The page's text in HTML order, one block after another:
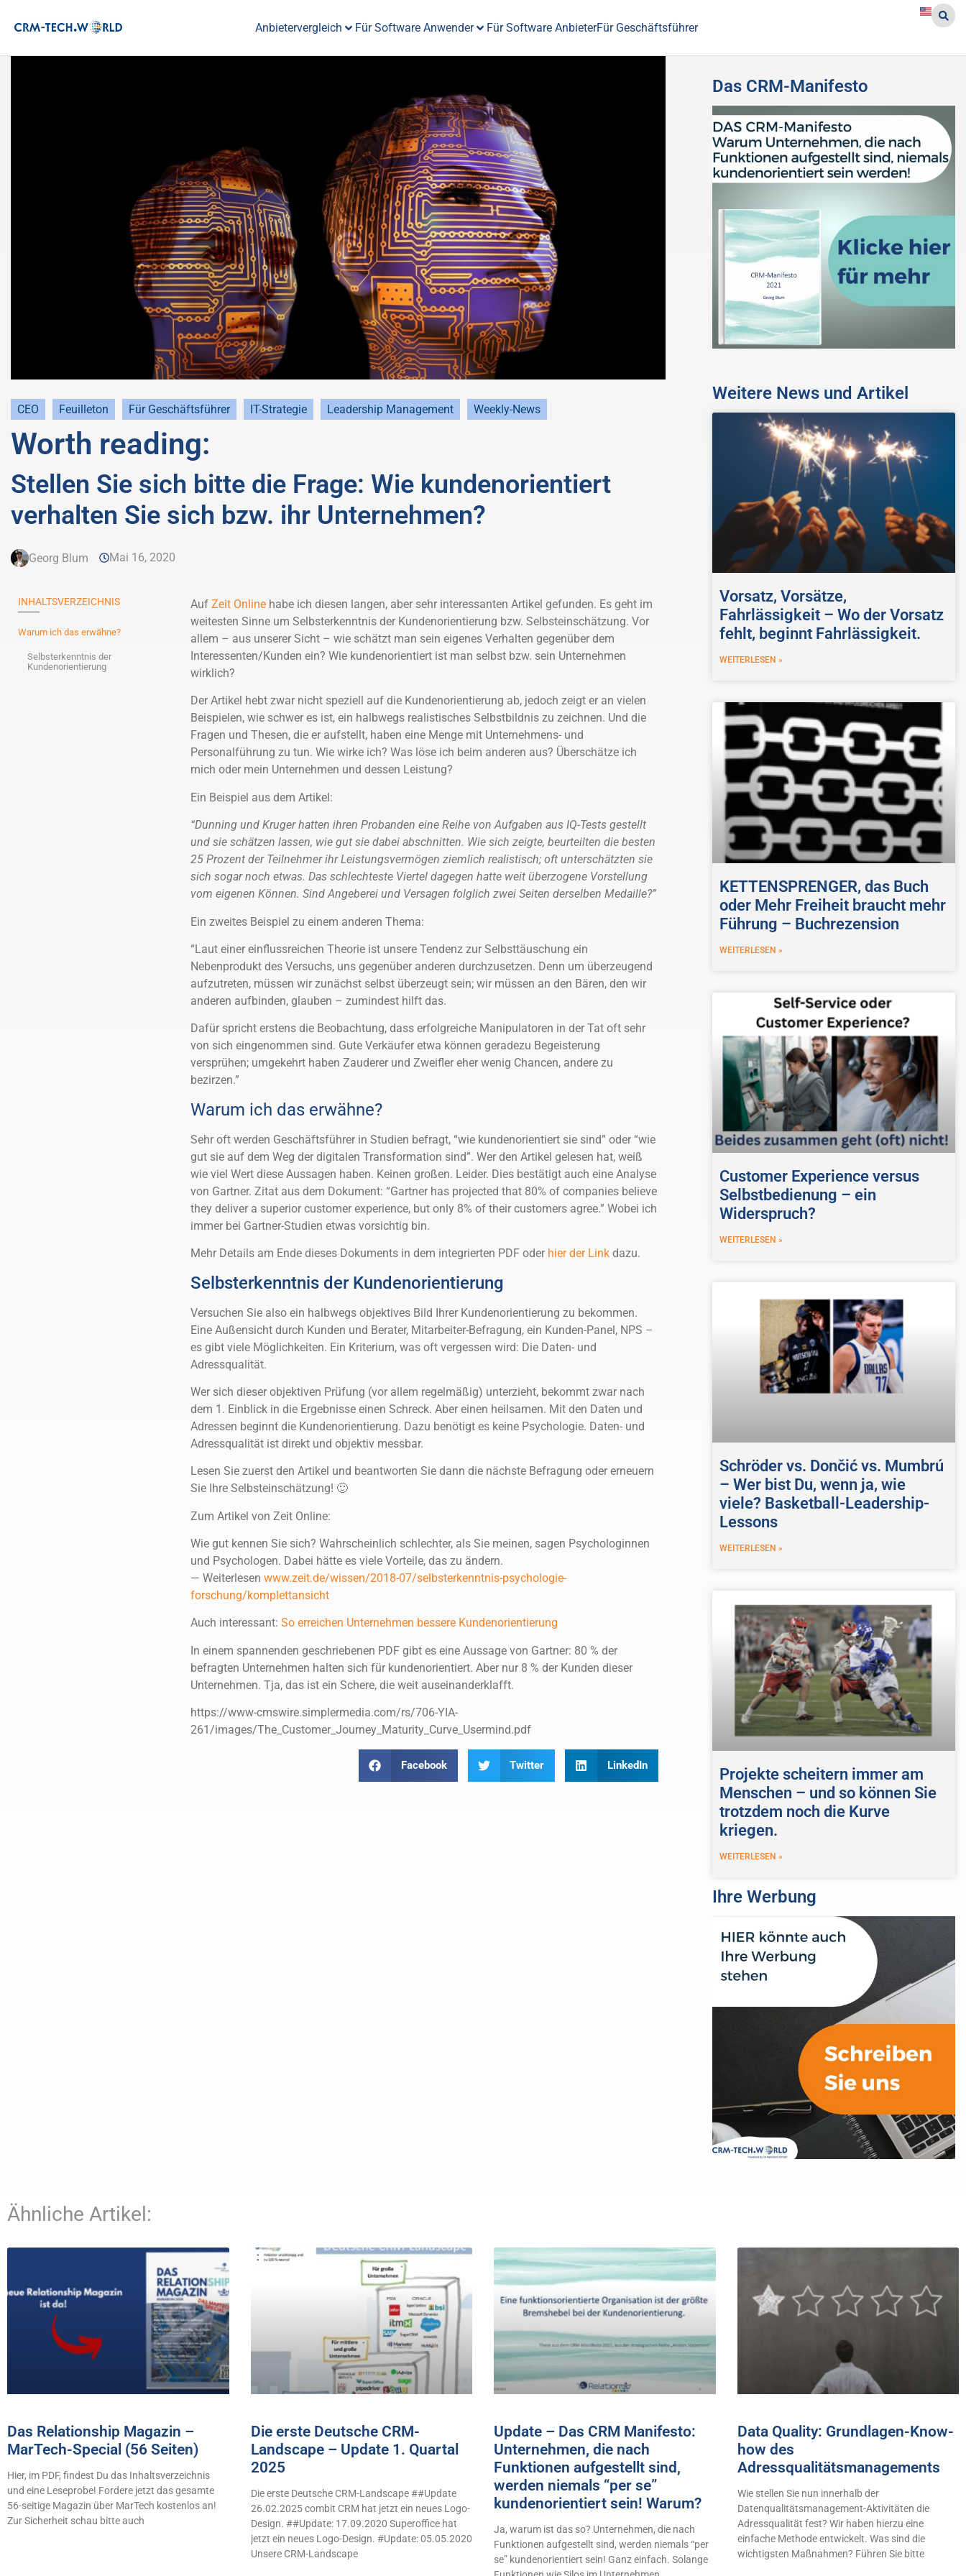
Anbietervergleich Für Software Anwender Für Software AnbieterFür Geschäftsführer
CEO Feuilleton Für Geschäftsführer IT-Strategie Leadership Management Weekly-News
Worth reading:
Stellen Sie sich bitte die Frage: Wie kundenorientiert
verhalten Sie sich bzw. ihr Unternehmen?
Georg Blum Mai 16, 2020
INHALTSVERZEICHNIS
Warum ich das erwähne?
Selbsterkenntnis der
Kundenorientierung
Auf Zeit Onlinehabe ich diesen langen, aber sehr interessanten Artikel gefunden. Es geht im
weitesten Sinne um Selbsterkenntnis der Kundenorientierung bzw. Selbsteinschätzung. Vor
allem – aus unserer Sicht – wie schätzt man sein eigenes Verhalten gegenüber dem
Interessenten/Kunden ein? Wie kundenorientiert ist man selbst bzw. sein Unternehmen
wirklich?
Der Artikel hebt zwar nicht speziell auf die Kundenorientierung ab, jedoch zeigt er an vielen
Beispielen, wie schwer es ist, ein halbwegs realistisches Selbstbildnis zu zeichnen. Und die
Fragen und Thesen, die er aufstellt, haben eine Menge mit Unternehmens- und
Personalführung zu tun. Wie wirke ich? Was löse ich beim anderen aus? Überschätze ich
mich oder mein Unternehmen und dessen Leistung?
Ein Beispiel aus dem Artikel:
“Dunning und Kruger hatten ihren Probanden eine Reihe von Aufgaben aus IQ-Tests gestellt
und sie schätzen lassen, wie gut sie dabei abschnitten. Wie sich zeigte, beurteilten die besten
25 Prozent der Teilnehmer ihr Leistungsvermögen ziemlich realistisch; oft unterschätzten sie
sich sogar noch etwas. Das schlechteste Viertel dagegen hatte weit überzogene Vorstellung
vom eigenen Können. Sind Angeberei und Versagen folglich zwei Seiten derselben Medaille?”
Ein zweites Beispiel zu einem anderen Thema:
“Laut einer einflussreichen Theorie ist unsere Tendenz zur Selbsttäuschung ein
Nebenprodukt des Versuchs, uns gegenüber anderen durchzusetzen. Denn um überzeugend
aufzutreten, müssen wir zunächst selbst überzeugt sein; wir müssen an den Bären, den wir
anderen aufbinden, glauben – zumindest hilft das.
Dafür spricht erstens die Beobachtung, dass erfolgreiche Manipulatoren in der Tat oft sehr
von sich eingenommen sind. Gute Verkäufer etwa können geradezu Begeisterung
versprühen; umgekehrt haben Zauderer und Zweifler eher wenig Chancen, andere zu
bezirzen.”
Warum ich das erwähne?
Sehr oft werden Geschäftsführer in Studien befragt, “wie kundenorientiert sie sind” oder “wie
gut sie auf dem Weg der digitalen Transformation sind”. Wer den Artikel gelesen hat, weiß
wie viel Wert diese Aussagen haben. Keinen großen. Leider. Dies bestätigt auch eine Analyse
von Gartner. Zitat aus dem Dokument: “Gartner has projected that 80% of companies believe
they deliver a superior customer experience, but only 8% of their customers agree.” Wobei ich
immer bei Gartner-Studien etwas vorsichtig bin.
Mehr Details am Ende dieses Dokuments in dem integrierten PDF oder hier der Linkdazu.
Selbsterkenntnis der Kundenorientierung
Versuchen Sie also ein halbwegs objektives Bild Ihrer Kundenorientierung zu bekommen.
Eine Außensicht durch Kunden und Berater, Mitarbeiter-Befragung, ein Kunden-Panel, NPS –
es gibt viele Möglichkeiten. Ein Kriterium, was oft vergessen wird: Die Daten- und
Adressqualität.
Wer sich dieser objektiven Prüfung (vor allem regelmäßig) unterzieht, bekommt zwar nach
dem 1. Einblick in die Ergebnisse einen Schreck. Aber einen heilsamen. Mit den Daten und
Adressen beginnt die Kundenorientierung. Dazu benötigt es keine Psychologie. Daten- und
Adressqualität ist direkt und objektiv messbar.
Lesen Sie zuerst den Artikel und beantworten Sie dann die nächste Befragung oder erneuern
Sie Ihre Selbsteinschätzung! 🙂
Zum Artikel von Zeit Online:
Wie gut kennen Sie sich? Wahrscheinlich schlechter, als Sie meinen, sagen Psychologinnen
und Psychologen. Dabei hätte es viele Vorteile, das zu ändern.
— Weiterlesen www.zeit.de/wissen/2018-07/selbsterkenntnis-psychologie-
forschung/komplettansicht
Auch interessant: So erreichen Unternehmen bessere Kundenorientierung
In einem spannenden geschriebenen PDF gibt es eine Aussage von Gartner: 80 % der
befragten Unternehmen halten sich für kundenorientiert. Aber nur 8 % der Kunden dieser
Unternehmen. Tja, das ist ein Schere, die weit auseinanderklafft.
https://www-cmswire.simplermedia.com/rs/706-YIA-
261/images/The_Customer_Journey_Maturity_Curve_Usermind.pdf
Facebook Twitter LinkedIn
Das CRM-Manifesto
Weitere News und Artikel
Vorsatz, Vorsätze,
Fahrlässigkeit – Wo der Vorsatz
fehlt, beginnt Fahrlässigkeit.
WEITERLESEN »
KETTENSPRENGER, das Buch
oder Mehr Freiheit braucht mehr
Führung – Buchrezension
WEITERLESEN »
Customer Experience versus
Selbstbedienung – ein
Widerspruch?
WEITERLESEN »
Schröder vs. Dončić vs. Mumbrú
– Wer bist Du, wenn ja, wie
viele? Basketball-Leadership-
Lessons
WEITERLESEN »
Projekte scheitern immer am
Menschen – und so können Sie
trotzdem noch die Kurve
kriegen.
WEITERLESEN »
Ihre Werbung
Ähnliche Artikel:
Das Relationship Magazin –
MarTech-Special (56 Seiten)
Hier, im PDF, findest Du das Inhaltsverzeichnis
und eine Leseprobe! Fordere jetzt das gesamte
56-seitige Magazin über MarTech kostenlos an!
Zur Sicherheit schau bitte auch
Die erste Deutsche CRM-
Landscape – Update 1. Quartal
2025
Die erste Deutsche CRM-Landscape ##Update
26.02.2025 combit CRM hat jetzt ein neues Logo-
Design. ##Update: 17.09.2020 Superoffice hat
jetzt ein neues Logo-Design. #Update: 05.05.2020
Unsere CRM-Landscape
Update – Das CRM Manifesto:
Unternehmen, die nach
Funktionen aufgestellt sind,
werden niemals “per se”
kundenorientiert sein! Warum?
Ja, warum ist das so? Unternehmen, die nach
Funktionen aufgestellt sind, werden niemals “per
se” kundenorientiert sein! Ganz einfach. Solange
Data Quality: Grundlagen-Know-
how des
Adressqualitätsmanagements
Wie stellen Sie nun innerhalb der
Datenqualitätsmanagement-Aktivitäten die
Adressqualität fest? Wir haben hierzu eine
einfache Methode entwickelt. Was sind die
wichtigsten Maßnahmen? Führen Sie bitte